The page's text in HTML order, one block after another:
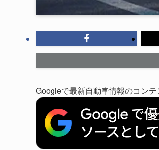
Googleで最新自動車情報のコン